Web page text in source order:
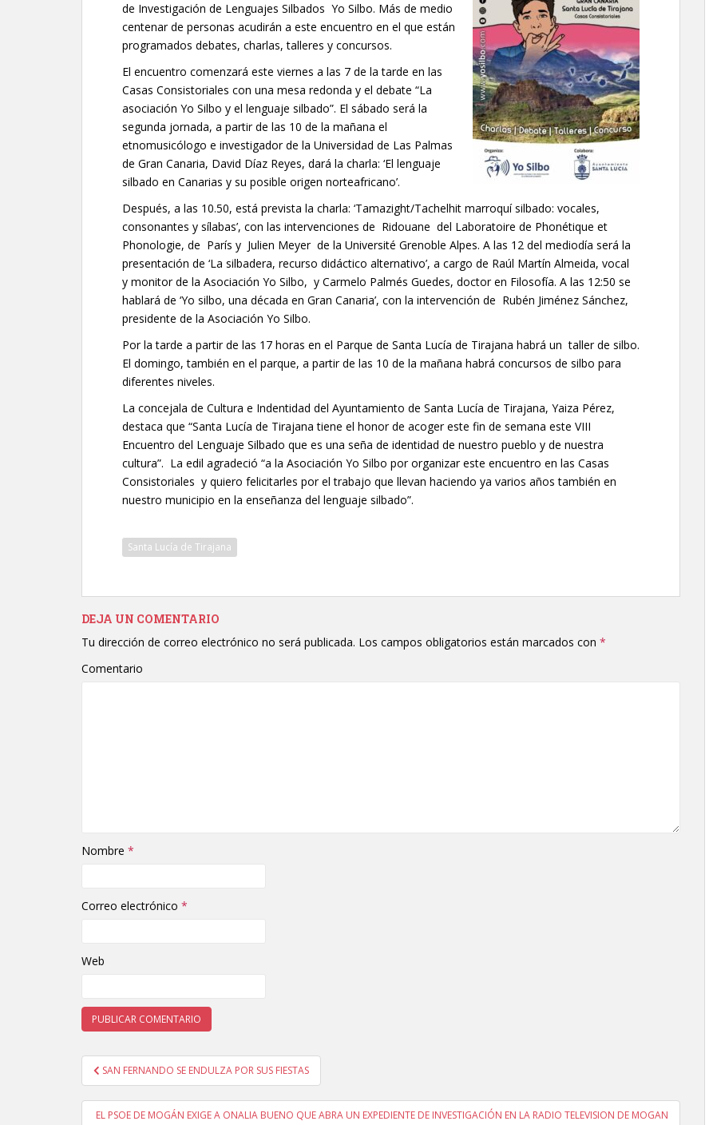
de Investigación de Lenguajes Silbados Yo Silbo. Más de medio
centenar de personas acudirán a este encuentro en el que están
programados debates, charlas, talleres y concursos.
El encuentro comenzará este viernes a las 7 de la tarde en las
Casas Consistoriales con una mesa redonda y el debate “La
asociación Yo Silbo y el lenguaje silbado”. El sábado será la
segunda jornada, a partir de las 10 de la mañana el
etnomusicólogo e investigador de la Universidad de Las Palmas
de Gran Canaria, David Díaz Reyes, dará la charla: ‘El lenguaje
silbado en Canarias y su posible origen norteafricano’.
Después, a las 10.50, está prevista la charla: ‘Tamazight/Tachelhit marroquí silbado: vocales,
consonantes y sílabas’, con las intervenciones de Ridouane del Laboratoire de Phonétique et
Phonologie, de París y Julien Meyer de la Université Grenoble Alpes. A las 12 del mediodía será la
presentación de ‘La silbadera, recurso didáctico alternativo’, a cargo de Raúl Martín Almeida, vocal
y monitor de la Asociación Yo Silbo, y Carmelo Palmés Guedes, doctor en Filosofía. A las 12:50 se
hablará de ‘Yo silbo, una década en Gran Canaria’, con la intervención de Rubén Jiménez Sánchez,
presidente de la Asociación Yo Silbo.
Por la tarde a partir de las 17 horas en el Parque de Santa Lucía de Tirajana habrá un taller de silbo.
El domingo, también en el parque, a partir de las 10 de la mañana habrá concursos de silbo para
diferentes niveles.
La concejala de Cultura e Indentidad del Ayuntamiento de Santa Lucía de Tirajana, Yaiza Pérez,
destaca que “Santa Lucía de Tirajana tiene el honor de acoger este fin de semana este VIII
Encuentro del Lenguaje Silbado que es una seña de identidad de nuestro pueblo y de nuestra
cultura”. La edil agradeció “a la Asociación Yo Silbo por organizar este encuentro en las Casas
Consistoriales y quiero felicitarles por el trabajo que llevan haciendo ya varios años también en
nuestro municipio en la enseñanza del lenguaje silbado”.
Santa Lucía de Tirajana
DEJA UN COMENTARIO
Tu dirección de correo electrónico no será publicada. Los campos obligatorios están marcados con *
Comentario
Nombre *
Correo electrónico *
Web
Navegación de entradas
SAN FERNANDO SE ENDULZA POR SUS FIESTAS
EL PSOE DE MOGÁN EXIGE A ONALIA BUENO QUE ABRA UN EXPEDIENTE DE INVESTIGACIÓN EN LA RADIO TELEVISION DE MOGAN